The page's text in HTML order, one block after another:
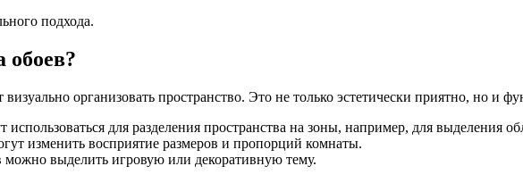
подхода.
обоев?
визуально организовать пространство. Это не только эстетически приятно, но
использоваться для разделения пространства на зоны, например, для выделения
изменить восприятие размеров и пропорций комнаты.
выделить игровую или декоративную тему.